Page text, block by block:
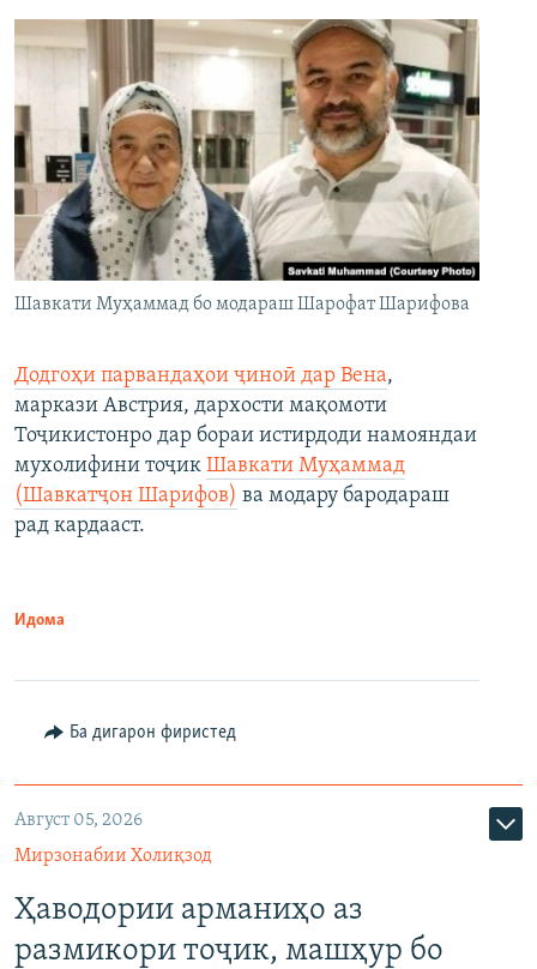
Шавкати Муҳаммад бо модараш Шарофат Шарифова
Додгоҳи парвандаҳои ҷиноӣ дар Вена,
маркази Австрия, дархости мақомоти
Тоҷикистонро дар бораи истирдоди намояндаи
мухолифини тоҷик Шавкати Муҳаммад
(Шавкатҷон Шарифов) ва модару бародараш
рад кардааст.
Идома
Ба дигарон фиристед
Август 05, 2026
Мирзонабии Холиқзод
Ҳаводории арманиҳо аз
размикори тоҷик, машҳур бо